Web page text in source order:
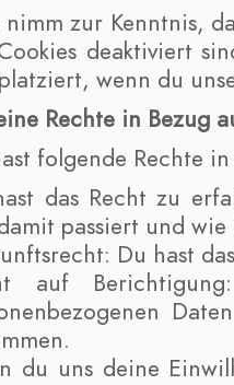
nimm zur Kenntnis,
deaktiviert
wenn du
Rechte in Bezug
folgende Rechte
das Recht zu
passiert und
Du hast
auf
du uns deine